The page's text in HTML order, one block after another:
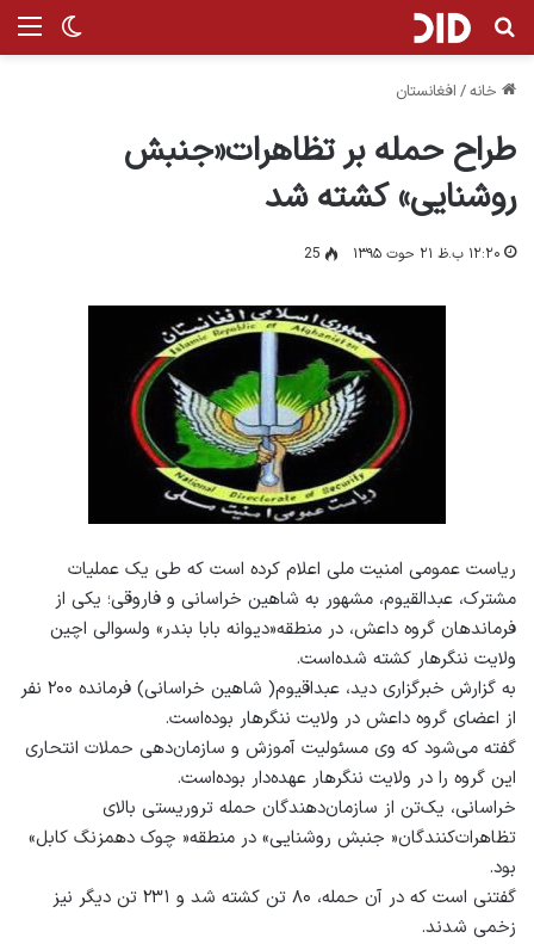
تغییر جستجو برای
خانه/ افغانستان
طراح حمله بر تظاهرات«جنبش
روشنایی» کشته شد
۱۲:۲۰ ب.ظ ۲۱ حوت ۱۳۹۵ 25
ریاست عمومی امنیت ملی اعلام کرده است که طی یک عملیات
مشترک، عبدالقیوم، مشهور به شاهین خراسانی و فاروقی؛ یکی از
فرماندهان گروه داعش، در منطقه«دیوانه بابا بندر» ولسوالی اچین
ولایت ننگرهار کشته شده‌است.
به گزارش خبرگزاری دید، عبداقیوم( شاهین خراسانی) فرمانده ۲۰۰ نفر
از اعضای گروه داعش در ولایت ننگرهار بوده‌است.
گفته می‌شود که وی مسئولیت آموزش و سازمان‌دهی حملات انتحاری
این گروه را در ولایت ننگرهار عهده‌دار بوده‌است.
خراسانی، یک‌تن از سازمان‌دهندگان حمله تروریستی بالای
تظاهرات‌کنندگان« جنبش روشنایی» در منطقه« چوک دهمزنگ کابل»
بود.
گفتنی است که در آن حمله، ۸۰ تن کشته شد و ۲۳۱ تن دیگر نیز
زخمی شدند.